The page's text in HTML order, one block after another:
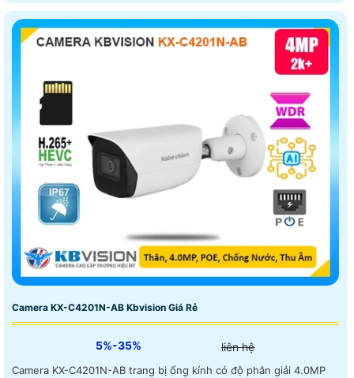
Camera KX-C4201N-AB Kbvision Giá Rẻ
5%-35% liên hệ
Camera KX-C4201N-AB trang bị ống kính có độ phân giải 4.0MP